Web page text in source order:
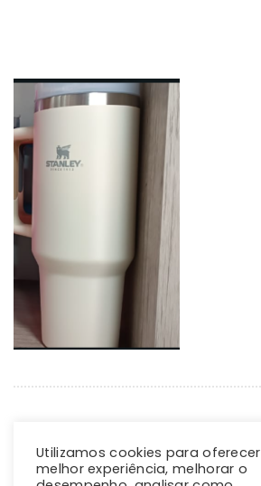
Utilizamos cookies para oferecer
melhor experiência, melhorar o